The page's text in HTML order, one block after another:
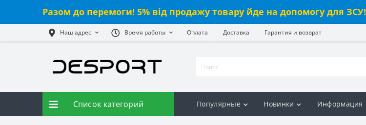
Разом до перемоги! 5% від продажу товару йде на допомогу для ЗСУ!
Наш адрес Время работы Оплата Доставка Гарантия и возврат
Список категорий Популярные Новинки Информация